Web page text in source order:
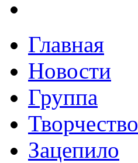
Главная
Новости
Группа
Творчество
Зацепило